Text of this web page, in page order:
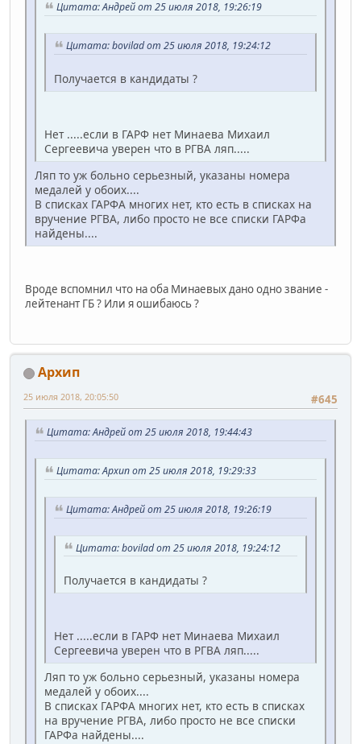
Цитата: Андрей от 25 июля 2018, 19:26:19
Цитата: bovilad от 25 июля 2018, 19:24:12
Получается в кандидаты ?
Нет .....если в ГАРФ нет Минаева Михаил
Сергеевича уверен что в РГВА ляп.....
Ляп то уж больно серьезный, указаны номера
медалей у обоих....
В списках ГАРФА многих нет, кто есть в списках на
вручение РГВА, либо просто не все списки ГАРФа
найдены....
Вроде вспомнил что на оба Минаевых дано одно звание -
лейтенант ГБ ? Или я ошибаюсь ?
Архип
#645
25 июля 2018, 20:05:50
Цитата: Андрей от 25 июля 2018, 19:44:43
Цитата: Архип от 25 июля 2018, 19:29:33
Цитата: Андрей от 25 июля 2018, 19:26:19
Цитата: bovilad от 25 июля 2018, 19:24:12
Получается в кандидаты ?
Нет .....если в ГАРФ нет Минаева Михаил
Сергеевича уверен что в РГВА ляп.....
Ляп то уж больно серьезный, указаны номера
медалей у обоих....
В списках ГАРФА многих нет, кто есть в списках
на вручение РГВА, либо просто не все списки
ГАРФа найдены....